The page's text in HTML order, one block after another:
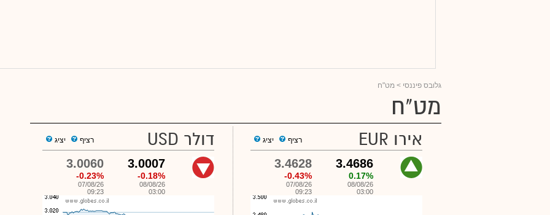
גלובס פיננסי > מט"ח
מט"ח
דולר USD רציף יציג
3.0007
3.0060
-0.18%
-0.23%
08/08/26
03:00
07/08/26
09:23
אירו EUR רציף יציג
3.4686
3.4628
0.17%
-0.43%
08/08/26
03:00
07/08/26
09:23